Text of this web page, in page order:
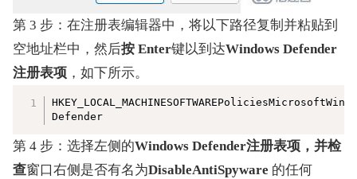
第 3 步：在注册表编辑器中，将以下路径复制并粘贴到
空地址栏中，然后按 Enter键以到达Windows Defender
注册表项 ，如下所示。
Defender
复制
第 4 步：选择左侧的Windows Defender注册表项，并检
查窗口右侧是否有名为DisableAntiSpyware 的任何